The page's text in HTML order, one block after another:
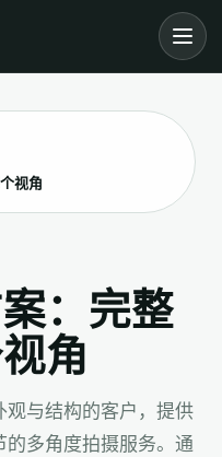
视角
：完整
角
观与结构的客户，提供
多角度拍摄服务。通